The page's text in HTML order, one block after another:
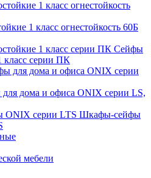
1 класс огнестойкость 60Б
Сейфы
класс серии ПК
дома и офиса ONIX серии LS,
Шкафы-сейфы
мебели